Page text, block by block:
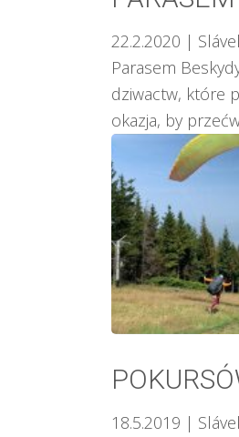
22.2.2020 |
Parasem
dziwactw, które
okazja, by
18.5.2019 |